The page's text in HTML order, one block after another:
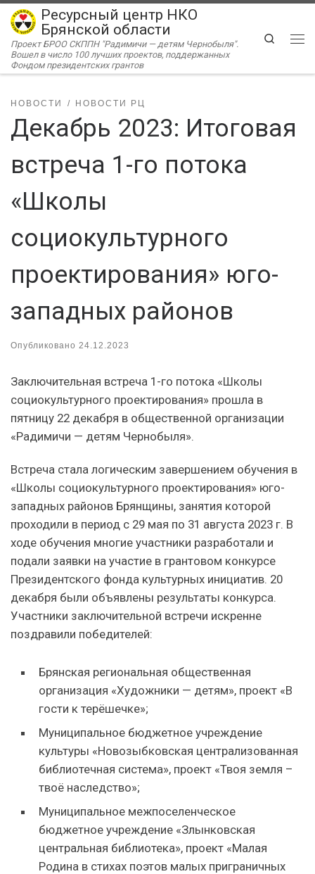
Перейти к содержимому
Ресурсный центр НКО
Брянской области
Проект БРОО СКППН "Радимичи — детям Чернобыля".
Вошел в число 100 лучших проектов, поддержанных
Фондом президентских грантов
Search
НОВОСТИ НОВОСТИ РЦ
Декабрь 2023: Итоговая
встреча 1-го потока
«Школы
социокультурного
проектирования» юго-
западных районов
Опубликовано 24.12.2023
Заключительная встреча 1-го потока «Школы
социокультурного проектирования» прошла в
пятницу 22 декабря в общественной организации
«Радимичи — детям Чернобыля».
Встреча стала логическим завершением обучения в
«Школы социокультурного проектирования» юго-
западных районов Брянщины, занятия которой
проходили в период с 29 мая по 31 августа 2023 г. В
ходе обучения многие участники разработали и
подали заявки на участие в грантовом конкурсе
Президентского фонда культурных инициатив. 20
декабря были объявлены результаты конкурса.
Участники заключительной встречи искренне
поздравили победителей:
Брянская региональная общественная
организация «Художники — детям», проект «В
гости к терёшечке»;
Муниципальное бюджетное учреждение
культуры «Новозыбковская централизованная
библиотечная система», проект «Твоя земля –
твоё наследство»;
Муниципальное межпоселенческое
бюджетное учреждение «Злынковская
центральная библиотека», проект «Малая
Родина в стихах поэтов малых приграничных